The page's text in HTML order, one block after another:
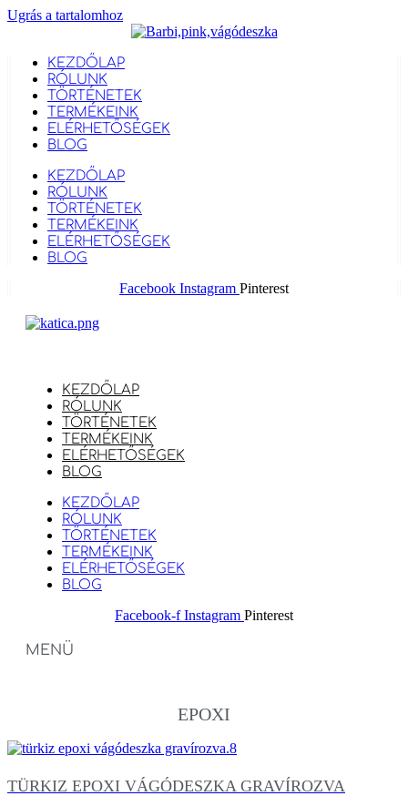
Ugrás a tartalomhoz
KEZDŐLAP
RÓLUNK
TÖRTÉNETEK
TERMÉKEINK
ELÉRHETŐSÉGEK
BLOG
KEZDŐLAP
RÓLUNK
TÖRTÉNETEK
TERMÉKEINK
ELÉRHETŐSÉGEK
BLOG
Facebook Instagram Pinterest
KEZDŐLAP
RÓLUNK
TÖRTÉNETEK
TERMÉKEINK
ELÉRHETŐSÉGEK
BLOG
KEZDŐLAP
RÓLUNK
TÖRTÉNETEK
TERMÉKEINK
ELÉRHETŐSÉGEK
BLOG
Facebook-f Instagram Pinterest
MENÜ
EPOXI
TÜRKIZ EPOXI VÁGÓDESZKA GRAVÍROZVA